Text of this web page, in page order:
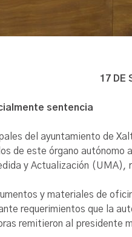
17 DE
sentencia
del ayuntamiento de
de este órgano autónomo
y Actualización (UMA),
y materiales de
requerimientos que la
remitieron al presidente